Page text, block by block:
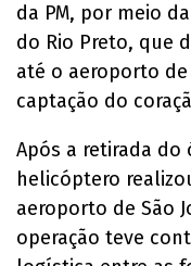
da PM, por meio
do Rio Preto, que
até o aeroporto
captação do
Após a retirada do
helicóptero
aeroporto de São
operação teve